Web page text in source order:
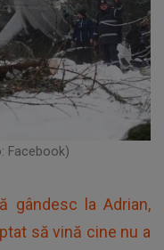
Facebook)
gândesc la Adrian,
să vină cine nu a